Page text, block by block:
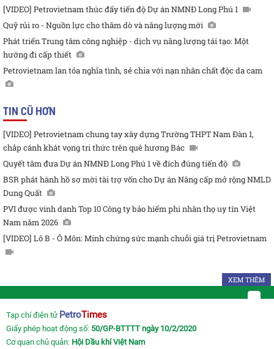
[VIDEO] Petrovietnam thúc đẩy tiến độ Dự án NMNĐ Long Phú 1
Quỹ rủi ro - Nguồn lực cho thăm dò và năng lượng mới
Phát triển Trung tâm công nghiệp - dịch vụ năng lượng tái tạo: Một
hướng đi cấp thiết
Petrovietnam lan tỏa nghĩa tình, sẻ chia với nạn nhân chất độc da cam
TIN CŨ HƠN
[VIDEO] Petrovietnam chung tay xây dựng Trường THPT Nam Đàn 1,
chắp cánh khát vọng tri thức trên quê hương Bác
Quyết tâm đưa Dự án NMNĐ Long Phú 1 về đích đúng tiến độ
BSR phát hành hồ sơ mời tài trợ vốn cho Dự án Nâng cấp mở rộng NMLD
Dung Quất
PVI được vinh danh Top 10 Công ty bảo hiểm phi nhân thọ uy tín Việt
Nam năm 2026
[VIDEO] Lô B - Ô Môn: Minh chứng sức mạnh chuỗi giá trị Petrovietnam
XEM THÊM
Tạp chí điện tử PetroTimes
Giấy phép hoạt động số: 50/GP-BTTTT ngày 10/2/2020
Cơ quan chủ quản: Hội Dầu khí Việt Nam